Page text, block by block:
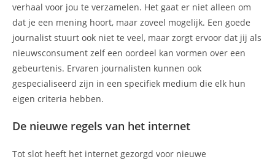
verhaal voor jou te verzamelen. Het gaat er niet alleen om
dat je een mening hoort, maar zoveel mogelijk. Een goede
journalist stuurt ook niet te veel, maar zorgt ervoor dat jij als
nieuwsconsument zelf een oordeel kan vormen over een
gebeurtenis. Ervaren journalisten kunnen ook
gespecialiseerd zijn in een specifiek medium die elk hun
eigen criteria hebben.
De nieuwe regels van het internet
Tot slot heeft het internet gezorgd voor nieuwe